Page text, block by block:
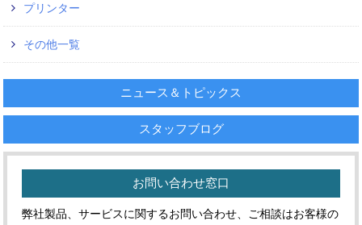
プリンター
その他一覧
ニュース＆トピックス
スタッフブログ
お問い合わせ窓口
弊社製品、サービスに関するお問い合わせ、ご相談はお客様の